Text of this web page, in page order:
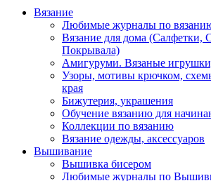
Вязание
Любимые журналы по
Вязание для дома (Салфетки,
Покрывала)
Амигуруми. Вязаные
Узоры, мотивы крючком,
края
Бижутерия, украшения
Обучение вязанию для
Коллекции по вязанию
Вязание одежды, аксессуаров
Вышивание
Вышивка бисером
Любимые журналы по